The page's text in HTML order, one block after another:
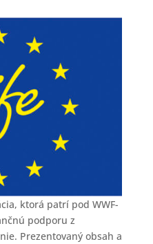
ktorá patrí pod WWF-
podporu z
Prezentovaný obsah a